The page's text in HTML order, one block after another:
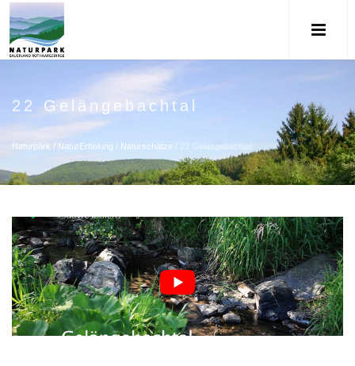
22 Gelängebachtal
Naturpark / NaturErholung / Naturschätze / 22 Gelängebachtal